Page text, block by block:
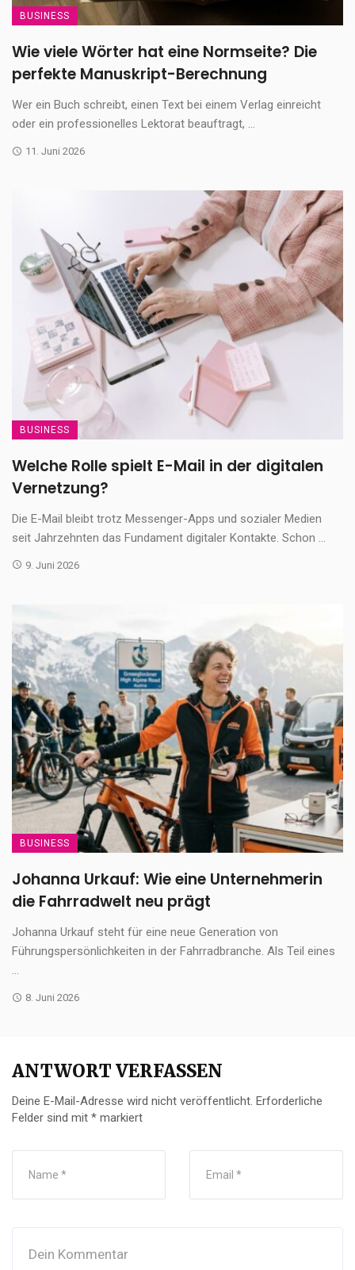
BUSINESS
Wie viele Wörter hat eine Normseite? Die
perfekte Manuskript-Berechnung
Wer ein Buch schreibt, einen Text bei einem Verlag einreicht
oder ein professionelles Lektorat beauftragt, ...
11. Juni 2026
BUSINESS
Welche Rolle spielt E-Mail in der digitalen
Vernetzung?
Die E-Mail bleibt trotz Messenger-Apps und sozialer Medien
seit Jahrzehnten das Fundament digitaler Kontakte. Schon ...
9. Juni 2026
BUSINESS
Johanna Urkauf: Wie eine Unternehmerin
die Fahrradwelt neu prägt
Johanna Urkauf steht für eine neue Generation von
Führungspersönlichkeiten in der Fahrradbranche. Als Teil eines
...
8. Juni 2026
ANTWORT VERFASSEN
Deine E-Mail-Adresse wird nicht veröffentlicht. Erforderliche
Felder sind mit * markiert